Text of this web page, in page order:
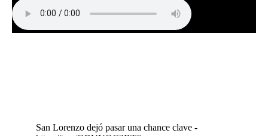
San Lorenzo dejó pasar una chance clave -